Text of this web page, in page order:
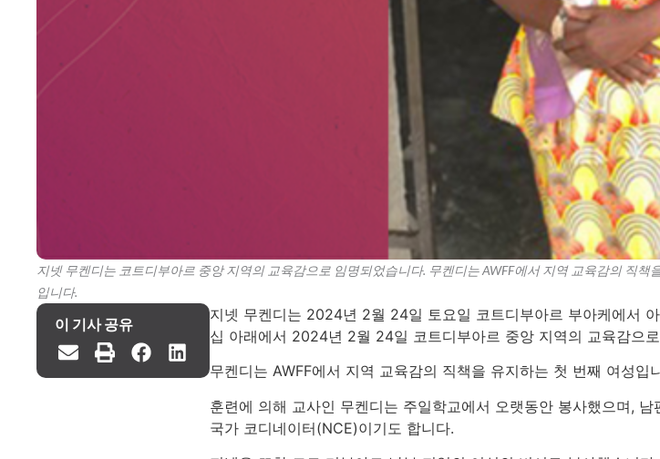
지넷 무켄디는 코트디부아르 중앙 지역의 교육감으로 임명되었습니다. 무켄디는 AWFF에서 지역 교육감의 직책
입니다.
이 기사 공유
지넷 무켄디는 2024년 2월 24일 토요일 코트디부아르 부아케에서
십 아래에서 2024년 2월 24일 코트디부아르 중앙 지역의 교육감으
무켄디는 AWFF에서 지역 교육감의 직책을 유지하는 첫 번째 여성
훈련에 의해 교사인 무켄디는 주일학교에서 오랫동안 봉사했으며,
국가 코디네이터(NCE)이기도 합니다.